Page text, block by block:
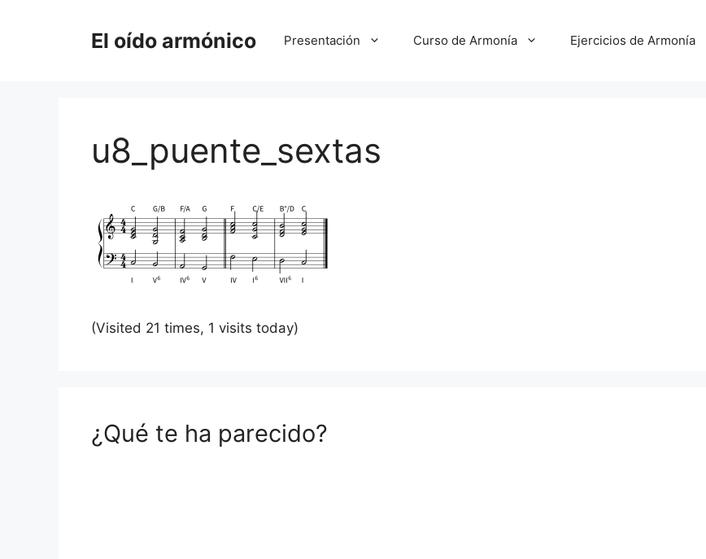
El oído armónico Presentación Curso de Armonía Ejercicios de Armonía
u8_puente_sextas
(Visited 21 times, 1 visits today)
¿Qué te ha parecido?